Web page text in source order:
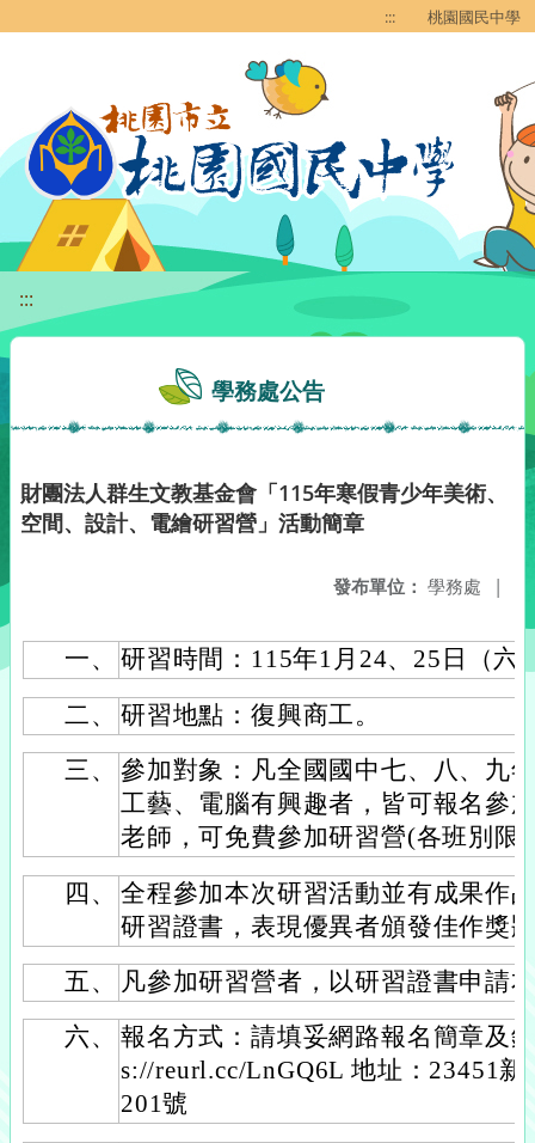
::: 桃園國民中學
:::
學務處公告
財團法人群生文教基金會「115年寒假青少年美術、
空間、設計、電繪研習營」活動簡章
發布單位： 學務處 |
一、
研習時間：115年1月24、25日（六
二、
研習地點：復興商工。
三、
參加對象：凡全國國中七、八、九
工藝、電腦有興趣者，皆可報名參
老師，可免費參加研習營(各班別限
四、
全程參加本次研習活動並有成果作
研習證書，表現優異者頒發佳作獎
五、
凡參加研習營者，以研習證書申請
六、
報名方式：請填妥網路報名簡章及
s://reurl.cc/LnGQ6L 地址：23451
201號